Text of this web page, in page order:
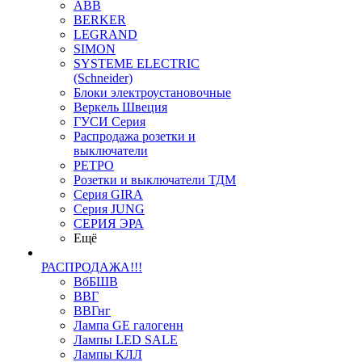
ABB
BERKER
LEGRAND
SIMON
SYSTEME ELECTRIC
(Schneider)
Блоки электроустановочные
Веркель Швеция
ГУСИ Серия
Распродажа розетки и
выключатели
РЕТРО
Розетки и выключатели ТДМ
Серия GIRA
Серия JUNG
СЕРИЯ ЭРА
Ещё
РАСПРОДАЖА!!!
ВбБШВ
ВВГ
ВВГнг
Лампа GE галогенн
Лампы LED SALE
Лампы КЛЛ